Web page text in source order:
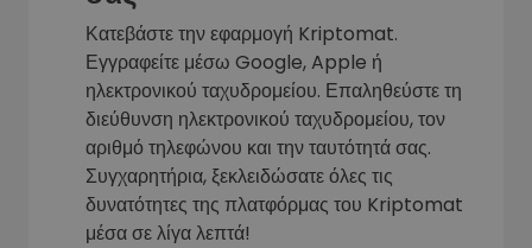
Κατεβάστε την εφαρμογή Kriptomat.
Εγγραφείτε μέσω Google, Apple ή
ηλεκτρονικού ταχυδρομείου. Επαληθεύστε τη
διεύθυνση ηλεκτρονικού ταχυδρομείου, τον
αριθμό τηλεφώνου και την ταυτότητά σας.
Συγχαρητήρια, ξεκλειδώσατε όλες τις
δυνατότητες της πλατφόρμας του Kriptomat
μέσα σε λίγα λεπτά!